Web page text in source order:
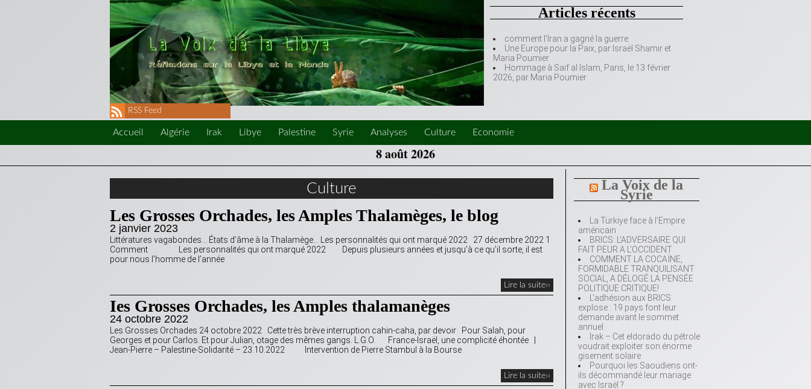
Articles récents
comment l’Iran a gagné la guerre
Une Europe pour la Paix, par Israël Shamir et
Maria Poumier
Hommage à Saif al Islam, Paris, le 13 février
2026, par Maria Poumier
RSS Feed
Accueil Algérie Irak Libye Palestine Syrie Analyses Culture Economie
8 août 2026
La Voix de la
Syrie
La Türkiye face à l’Empire
américain
BRICS: L’ADVERSAIRE QUI
FAIT PEUR A L’OCCIDENT
COMMENT LA COCAÏNE,
FORMIDABLE TRANQUILISANT
SOCIAL, A DÉLOGÉ LA PENSÉE
POLITIQUE CRITIQUE!
L’adhésion aux BRICS
explose : 19 pays font leur
demande avant le sommet
annuel
Irak – Cet eldorado du pétrole
voudrait exploiter son énorme
gisement solaire
Pourquoi les Saoudiens ont-
ils décommandé leur mariage
avec Israël ?
Culture
Les Grosses Orchades, les Amples Thalamèges, le blog
2 janvier 2023
Littératures vagabondes… États d’âme à la Thalamège… Les personnalités qui ont marqué 2022 27 décembre 2022 1
Comment Les personnalités qui ont marqué 2022 Depuis plusieurs années et jusqu’à ce qu’il sorte, il est
pour nous l’homme de l’année
Lire la suite››
Ies Grosses Orchades, les Amples thalamanèges
24 octobre 2022
Les Grosses Orchades 24 octobre 2022 Cette très brève interruption cahin-caha, par devoir Pour Salah, pour
Georges et pour Carlos. Et pour Julian, otage des mêmes gangs. L.G.O. France-Israël, une complicité éhontée |
Jean-Pierre – Palestine-Solidarité – 23.10.2022 Intervention de Pierre Stambul à la Bourse
Lire la suite››